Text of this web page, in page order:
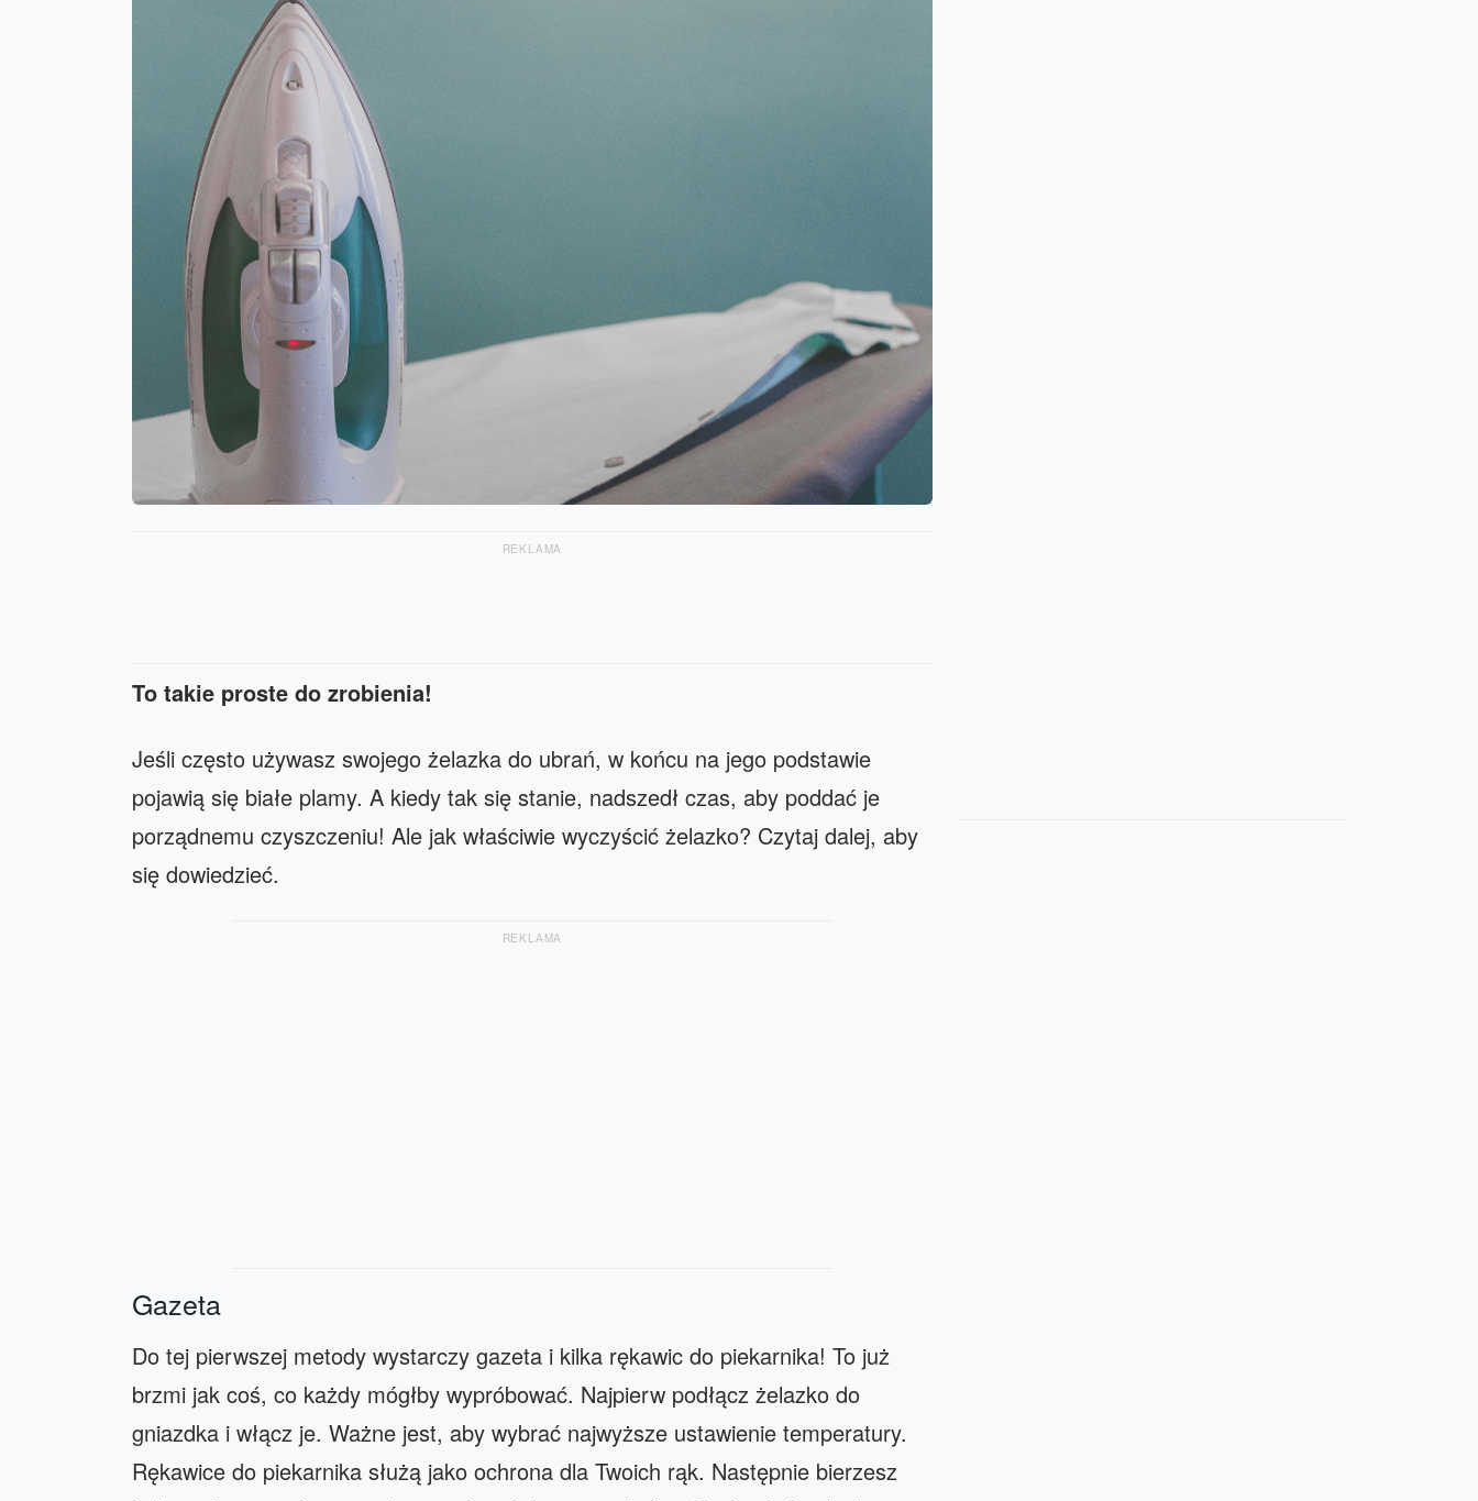
REKLAMA
To takie proste do zrobienia!
Jeśli często używasz swojego żelazka do ubrań, w końcu na jego podstawie
pojawią się białe plamy. A kiedy tak się stanie, nadszedł czas, aby poddać je
porządnemu czyszczeniu! Ale jak właściwie wyczyścić żelazko? Czytaj dalej, aby
się dowiedzieć.
REKLAMA
Gazeta
Do tej pierwszej metody wystarczy gazeta i kilka rękawic do piekarnika! To już
brzmi jak coś, co każdy mógłby wypróbować. Najpierw podłącz żelazko do
gniazdka i włącz je. Ważne jest, aby wybrać najwyższe ustawienie temperatury.
Rękawice do piekarnika służą jako ochrona dla Twoich rąk. Następnie bierzesz